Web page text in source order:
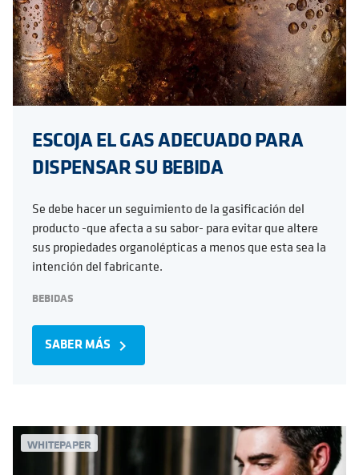
ESCOJA EL GAS ADECUADO PARA
DISPENSAR SU BEBIDA
Se debe hacer un seguimiento de la gasificación del
producto -que afecta a su sabor- para evitar que altere
sus propiedades organolépticas a menos que esta sea la
intención del fabricante.
BEBIDAS
SABER MÁS navigate_next
WHITEPAPER